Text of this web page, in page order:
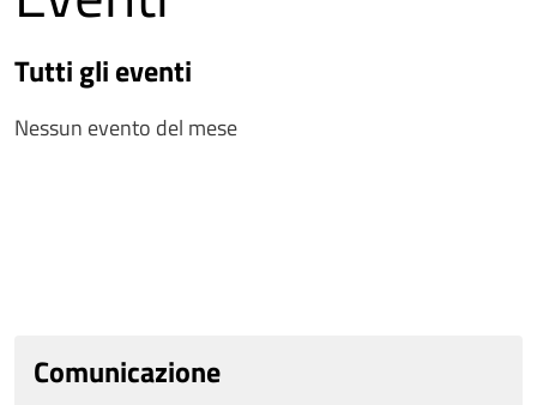
Tutti gli eventi
Nessun evento del mese
Comunicazione